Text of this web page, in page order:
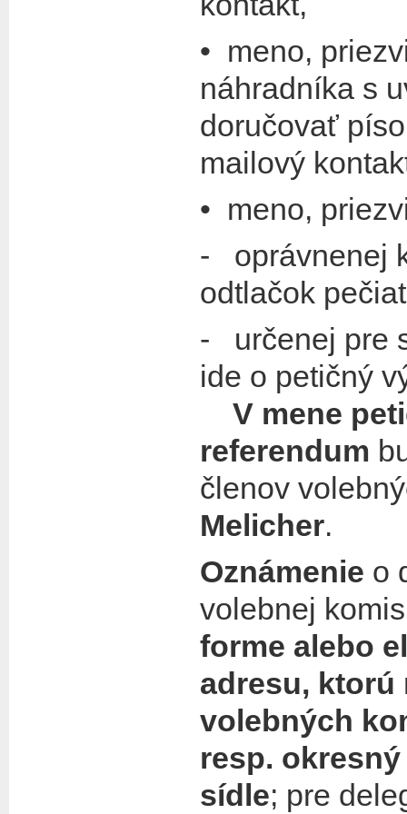
• meno,
náhradníka s
doručovať
mailový
• meno,
- oprávnenej
odtlačok
- určenej pre
ide o petičný
V mene
referendum
členov
Melicher.
Oznámenie o
volebnej
forme alebo
adresu, ktorú
volebných
resp.
sídle; pre